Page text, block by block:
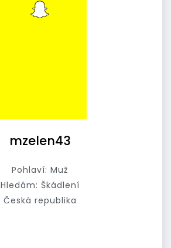
mzelen43
Pohlaví: Muž
Hledám: Škádlení
Česká republika